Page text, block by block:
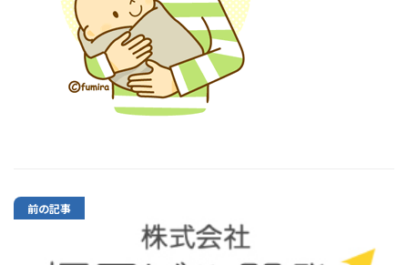
前の記事